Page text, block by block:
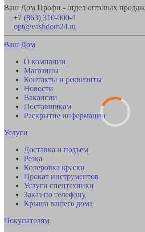
Ваш Дом Профи - отдел оптовых продаж
+7 (863) 310-000-4
opt@vashdom24.ru
Ваш Дом
О компании
Магазины
Контакты и реквизиты
Новости
Вакансии
Поставщикам
Раскрытие информации
Услуги
Доставка и подъем
Резка
Колеровка краски
Прокат инструментов
Услуги спецтехники
Заказ по телефону
Крыша вашего дома
Покупателям